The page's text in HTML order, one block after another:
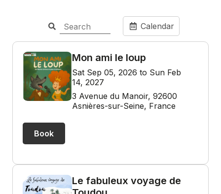
Calendar
Mon ami le loup
Sat Sep 05, 2026 to Sun Feb
14, 2027
3 Avenue du Manoir, 92600
Asnières-sur-Seine, France
Book
Le fabuleux voyage de